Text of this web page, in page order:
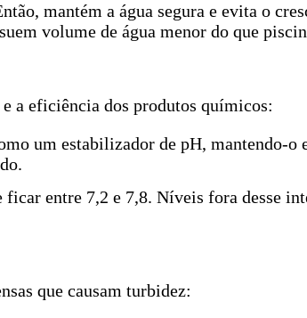
mantém a água segura e evita o
volume de água menor do que
a eficiência dos produtos químicos:
um estabilizador de pH, mantendo-o
ficar entre 7,2 e 7,8. Níveis fora desse
que causam turbidez: